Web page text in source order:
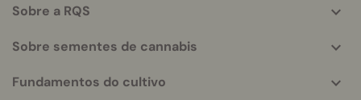
info
Sobre a RQS
Sobre sementes de cannabis
Fundamentos do cultivo